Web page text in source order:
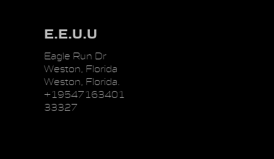
E.E.U.U
Eagle Run Dr
Weston, Florida
Weston, Florida.
+19547163401
33327